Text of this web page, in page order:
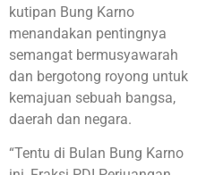
kutipan Bung Karno
menandakan pentingnya
semangat bermusyawarah
dan bergotong royong untuk
kemajuan sebuah bangsa,
daerah dan negara.
“Tentu di Bulan Bung Karno